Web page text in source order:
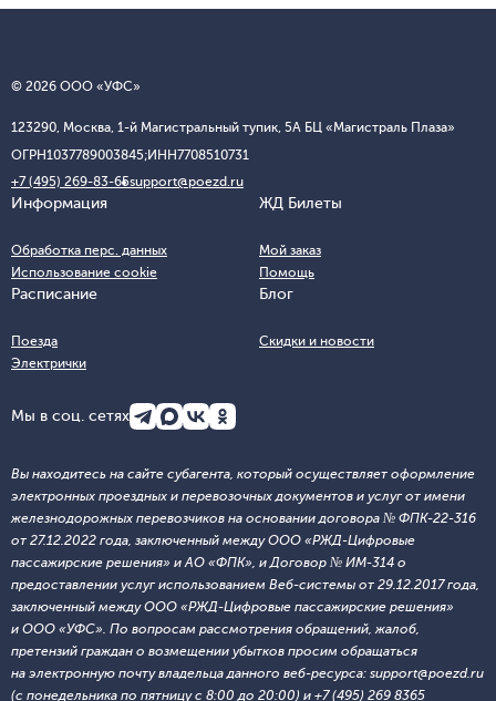
© 2026 ООО «УФС»
123290, Москва, 1-й Магистральный тупик, 5А БЦ «Магистраль Плаза»
ОГРН1037789003845;ИНН7708510731
+7 (495) 269-83-65support@poezd.ru
Информация
Обработка перс. данных
Использование cookie
ЖД Билеты
Мой заказ
Помощь
Расписание
Поезда
Электрички
Блог
Скидки и новости
Мы в соц. сетях
Вы находитесь на сайте субагента, который осуществляет оформление
электронных проездных и перевозочных документов и услуг от имени
железнодорожных перевозчиков на основании договора № ФПК-22-316
от 27.12.2022 года, заключенный между ООО «РЖД-Цифровые
пассажирские решения» и АО «ФПК», и Договор № ИМ-314 о
предоставлении услуг использованием Веб-системы от 29.12.2017 года,
заключенный между ООО «РЖД-Цифровые пассажирские решения»
и ООО «УФС». По вопросам рассмотрения обращений, жалоб,
претензий граждан о возмещении убытков просим обращаться
на электронную почту владельца данного веб-ресурса: support@poezd.ru
(с понедельника по пятницу с 8:00 до 20:00) и +7 (495) 269 8365